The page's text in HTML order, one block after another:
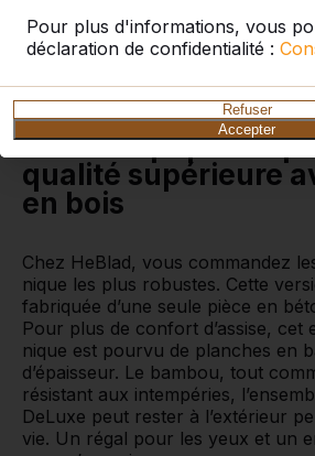
Pour plus d'informations, vous
déclaration de confidentialité :
Refuser
Accepter
en béton constituent également un
dans votre jardin ou sur votre
fonctionnalité.
Table de pique-
qualité supérieure
en bois
Chez HeBlad, vous commandez
nique les plus robustes. Cette
fabriquée d’une seule pièce en
Pour plus de confort d’assise, cet
nique est pourvu de planches en
d’épaisseur. Le bambou, tout
résistant aux intempéries,
DeLuxe peut rester à l’extérieur
vie. Un régal pour les yeux et un